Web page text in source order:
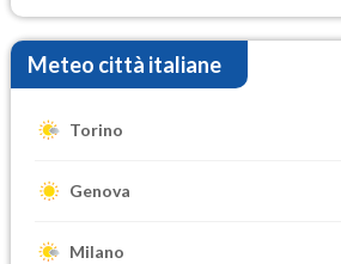
Meteo città italiane
Torino
Genova
Milano